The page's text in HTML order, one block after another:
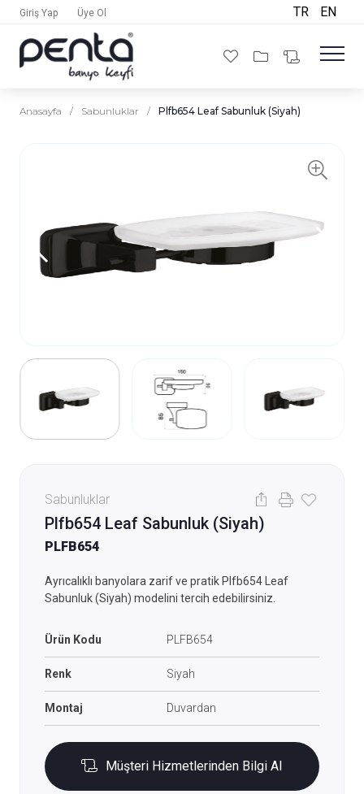
Giriş Yap Üye Ol TR EN
Anasayfa / Sabunluklar / Plfb654 Leaf Sabunluk (Siyah)
Sabunluklar
Plfb654 Leaf Sabunluk (Siyah)
PLFB654
Ayrıcalıklı banyolara zarif ve pratik Plfb654 Leaf
Sabunluk (Siyah) modelini tercih edebilirsiniz.
Ürün Kodu PLFB654
Renk Siyah
Montaj Duvardan
Müşteri Hizmetlerinden Bilgi Al